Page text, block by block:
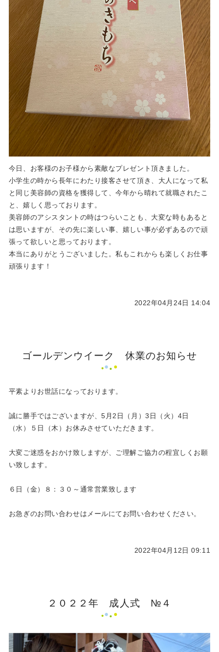
今日、お客様のお子様から素敵なプレゼント頂きました。
小学生の時から長年にわたり接客させて頂き、大人になって私
と同じ美容師の資格を獲得して、今年から晴れて就職されたこ
と、嬉しく思っております。
美容師のアシスタントの時はつらいことも、大変な時もあると
は思いますが、その先に楽しい事、嬉しい事が必ずあるので頑
張って欲しいと思っております。
本当にありがとうございました。私もこれからも楽しくお仕事
頑張ります！
2022年04月24日 14:04
ゴールデンウイーク 休業のお知らせ
平素よりお世話になっております。
誠に勝手ではございますが、5月2日（月）3日（火）4日
（水）５日（木）お休みさせていただきます。
大変ご迷惑をおかけ致しますが、ご理解ご協力の程宜しくお願
い致します。
６日（金）８：３０～通常営業致します
お急ぎのお問い合わせはメールにてお問い合わせください。
2022年04月12日 09:11
２０２２年 成人式 №４